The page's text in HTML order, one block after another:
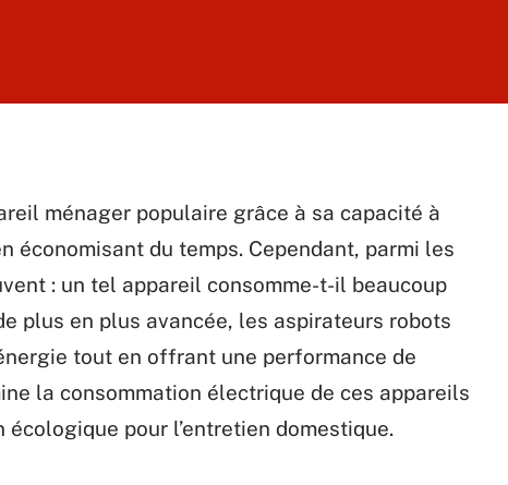
ménager populaire grâce à sa capacité à
économisant du temps. Cependant, parmi les
: un tel appareil consomme-t-il beaucoup
plus en plus avancée, les aspirateurs robots
tout en offrant une performance de
la consommation électrique de ces appareils
pour l’entretien domestique.